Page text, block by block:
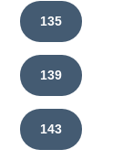
135
139
143